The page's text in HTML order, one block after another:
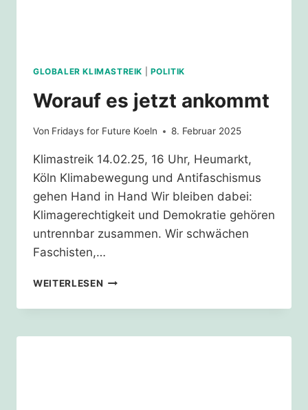
GLOBALER KLIMASTREIK POLITIK
Worauf es jetzt ankommt
Von Fridays for Future Koeln 8. Februar 2025
Klimastreik 14.02.25, 16 Uhr, Heumarkt,
Köln Klimabewegung und Antifaschismus
gehen Hand in Hand Wir bleiben dabei:
Klimagerechtigkeit und Demokratie gehören
untrennbar zusammen. Wir schwächen
Faschisten,…
WEITERLESEN WORAUF
JETZT